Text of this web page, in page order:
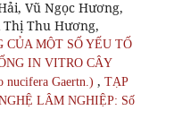
Vũ Ngọc Hương,
Thu Hương,
CỦA MỘT SỐ YẾU TỐ
IN VITRO CÂY
nucifera Gaertn.) , TẠP
LÂM NGHIỆP: Số